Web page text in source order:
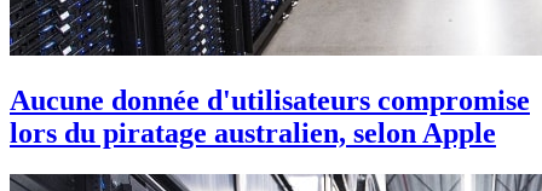
Aucune donnée d'utilisateurs compromise
lors du piratage australien, selon Apple